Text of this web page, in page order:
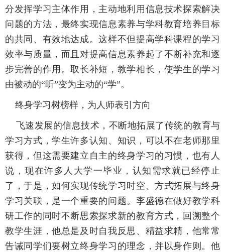
分发挥学习主体作用，主动地利用信息技术探索解决
问题的方法，最终实现信息素养与学科教育培养目标
的共同、有效地达成。这样不但提高学科课程的学习
效率与质量，而且对提高信息素养起了不断补充和逐
步完善的作用。取长补短，教学相长，使学生的学习
由被动的“听”变为主动的“学”。
终身学习树榜样，为人师表引方向
飞速发展的信息技术，不断地拓展了传统的教育与
学习方式，学生许多认知、知识，可以不在老师那里
获得，但这需要建立自主的终身学习的习惯，也有人
说，现在许多人大学一毕业，认知需求就已经停止
了，于是，如何实现传统学习时空、方式拓展与终身
学习关联，是一个重要的问题。李盛德在做好教学科
研工作的同时不断思索探求新的教育方式，回溯整个
教学生涯，他总是及时自我反思、精益求精，他常常
告诫同学们要树立终身学习的理念，并以身作则。他